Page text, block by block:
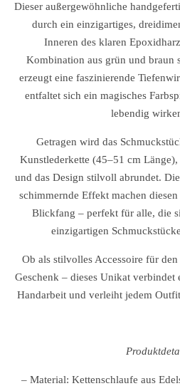
Dieser außergewöhnliche
durch ein einzigartiges,
Inneren des klaren
Kombination aus grün und braun
erzeugt eine faszinierende
entfaltet sich ein magisches
lebendig
Getragen wird das
Kunstlederkette (45–51 cm Länge),
und das Design stilvoll abrundet.
schimmernde Effekt machen
Blickfang – perfekt für alle, die
einzigartigen
Ob als stilvolles Accessoire für
Geschenk – dieses Unikat
Handarbeit und verleiht jedem
– Material: Kettenschlaufe aus